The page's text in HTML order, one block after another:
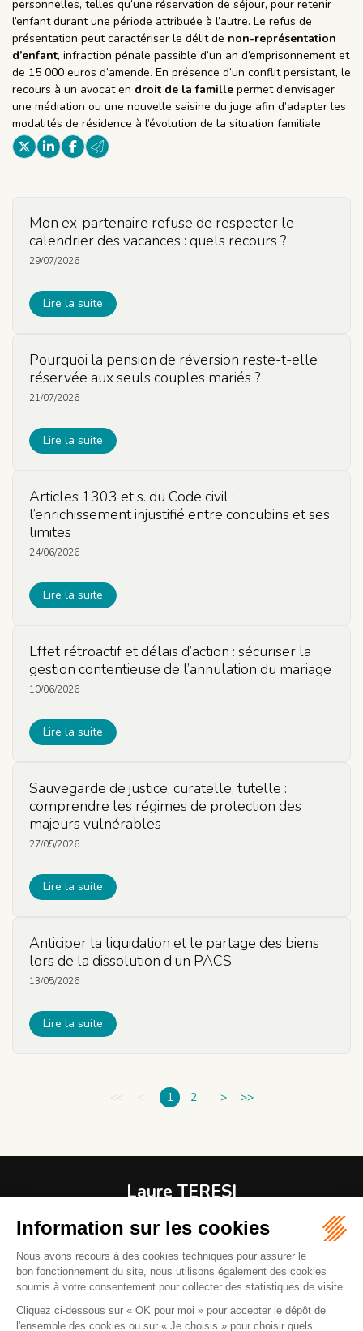
personnelles, telles qu’une réservation de séjour, pour retenir
l’enfant durant une période attribuée à l’autre. Le refus de
présentation peut caractériser le délit de non-représentation
d’enfant, infraction pénale passible d’un an d’emprisonnement et
de 15 000 euros d’amende. En présence d’un conflit persistant, le
recours à un avocat en droit de la famille permet d’envisager
une médiation ou une nouvelle saisine du juge afin d’adapter les
modalités de résidence à l’évolution de la situation familiale.
Mon ex-partenaire refuse de respecter le
calendrier des vacances : quels recours ?
29/07/2026
Lire la suite
Pourquoi la pension de réversion reste-t-elle
réservée aux seuls couples mariés ?
21/07/2026
Lire la suite
Articles 1303 et s. du Code civil :
l’enrichissement injustifié entre concubins et ses
limites
24/06/2026
Lire la suite
Effet rétroactif et délais d’action : sécuriser la
gestion contentieuse de l’annulation du mariage
10/06/2026
Lire la suite
Sauvegarde de justice, curatelle, tutelle :
comprendre les régimes de protection des
majeurs vulnérables
27/05/2026
Lire la suite
Anticiper la liquidation et le partage des biens
lors de la dissolution d’un PACS
13/05/2026
Lire la suite
<< < 1 2 > >>
Laure TERESI
06800 CAGNES-SUR-MER
04 92 08 37 61
06 82 43 00 37
Mail :l.teresiavocat@gmail.com
La réception des clients se fait sur rendez-vous. Parking